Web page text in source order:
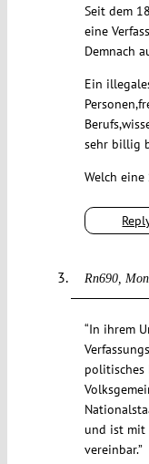
Seit dem
eine
Demnach
Ein
sehr billig
Welch eine
Rn690
“In ihrem
politisches
und ist mit
vereinbar.”